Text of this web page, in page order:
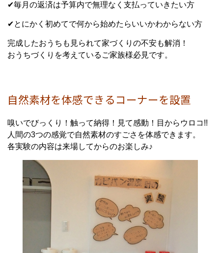
✔毎月の返済は予算内で無理なく支払っていきたい方
✔とにかく初めてで何から始めたらいいかわからない方
完成したおうちも見られて家づくりの不安も解消！
おうちづくりを考えているご家族様必見です。
自然素材を体感できるコーナーを設置
嗅いでびっくり！触って納得！見て感動！目からウロコ!!
人間の3つの感覚で自然素材のすごさを体感できます。
各実験の内容は来場してからのお楽しみ♪